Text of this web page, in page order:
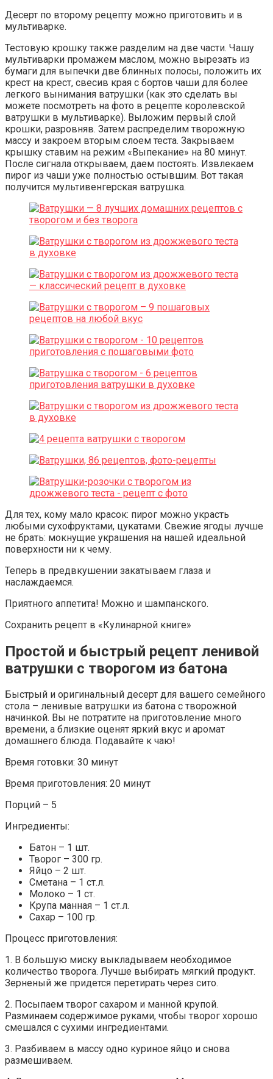
Десерт по второму рецепту можно приготовить и в
мультиварке.
Тестовую крошку также разделим на две части. Чашу
мультиварки промажем маслом, можно вырезать из
бумаги для выпечки две блинных полосы, положить их
крест на крест, свесив края с бортов чаши для более
легкого вынимания ватрушки (как это сделать вы
можете посмотреть на фото в рецепте королевской
ватрушки в мультиварке). Выложим первый слой
крошки, разровняв. Затем распределим творожную
массу и закроем вторым слоем теста. Закрываем
крышку ставим на режим «Выпекание» на 80 минут.
После сигнала открываем, даем постоять. Извлекаем
пирог из чаши уже полностью остывшим. Вот такая
получится мультивенгерская ватрушка.
Для тех, кому мало красок: пирог можно украсть
любыми сухофруктами, цукатами. Свежие ягоды лучше
не брать: мокнущие украшения на нашей идеальной
поверхности ни к чему.
Теперь в предвкушении закатываем глаза и
наслаждаемся.
Приятного аппетита! Можно и шампанского.
Сохранить рецепт в «Кулинарной книге»
Простой и быстрый рецепт ленивой
ватрушки с творогом из батона
Быстрый и оригинальный десерт для вашего семейного
стола – ленивые ватрушки из батона с творожной
начинкой. Вы не потратите на приготовление много
времени, а близкие оценят яркий вкус и аромат
домашнего блюда. Подавайте к чаю!
Время готовки: 30 минут
Время приготовления: 20 минут
Порций – 5
Ингредиенты:
Батон – 1 шт.
Творог – 300 гр.
Яйцо – 2 шт.
Сметана – 1 ст.л.
Молоко – 1 ст.
Крупа манная – 1 ст.л.
Сахар – 100 гр.
Процесс приготовления:
1. В большую миску выкладываем необходимое
количество творога. Лучше выбирать мягкий продукт.
Зерненый же придется перетирать через сито.
2. Посыпаем творог сахаром и манной крупой.
Разминаем содержимое руками, чтобы творог хорошо
смешался с сухими ингредиентами.
3. Разбиваем в массу одно куриное яйцо и снова
размешиваем.